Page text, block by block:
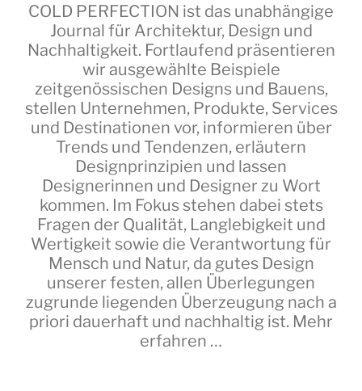
COLD PERFECTION ist das unabhängige
Journal für Architektur, Design und
Nachhaltigkeit. Fortlaufend präsentieren
wir ausgewählte Beispiele
zeitgenössischen Designs und Bauens,
stellen Unternehmen, Produkte, Services
und Destinationen vor, informieren über
Trends und Tendenzen, erläutern
Designprinzipien und lassen
Designerinnen und Designer zu Wort
kommen. Im Fokus stehen dabei stets
Fragen der Qualität, Langlebigkeit und
Wertigkeit sowie die Verantwortung für
Mensch und Natur, da gutes Design
unserer festen, allen Überlegungen
zugrunde liegenden Überzeugung nach a
priori dauerhaft und nachhaltig ist. Mehr
erfahren …